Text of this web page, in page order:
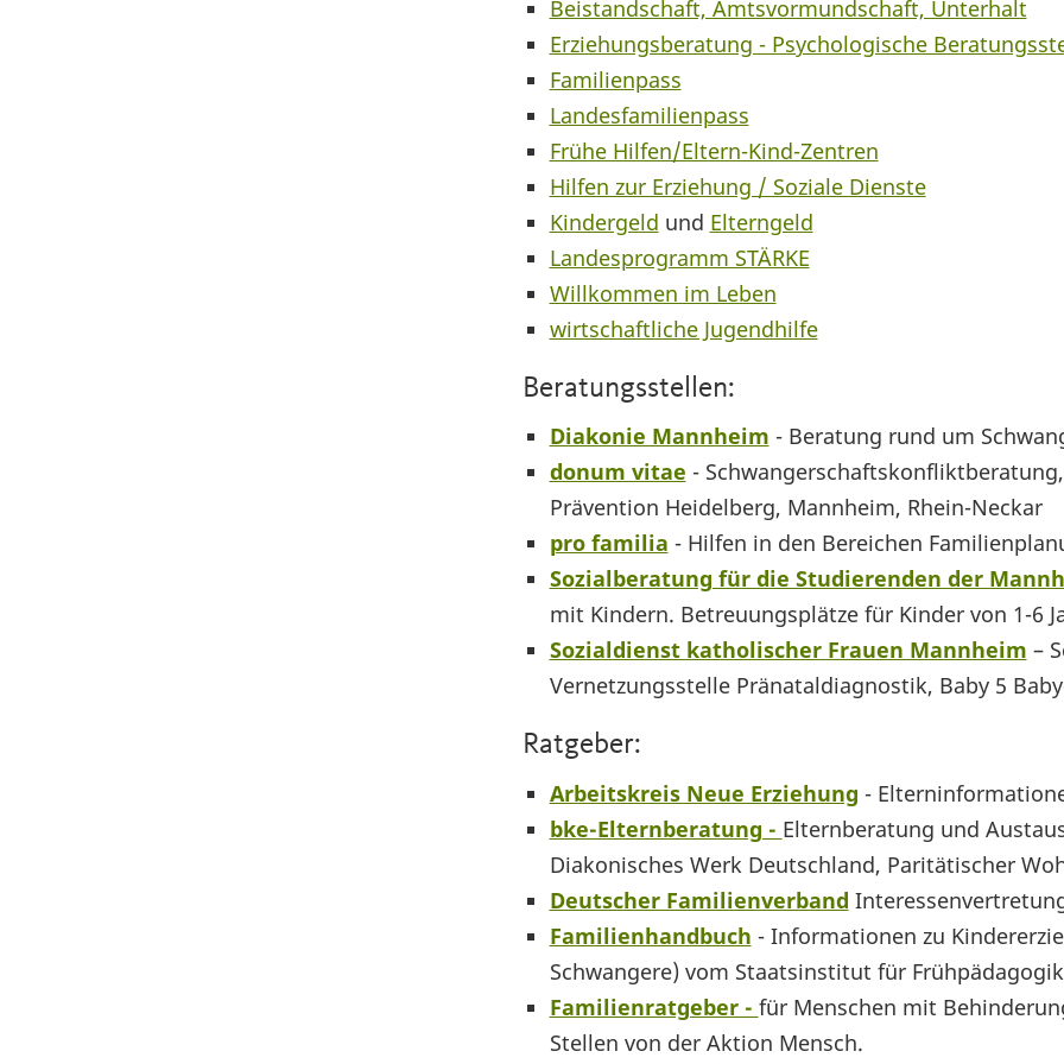
Beistandschaft, Amtsvormundschaft, Unterhalt
Erziehungsberatung - Psychologische
Familienpass
Landesfamilienpass
Frühe Hilfen/Eltern-Kind-Zentren
Hilfen zur Erziehung / Soziale Dienste
Kindergeld und Elterngeld
Landesprogramm STÄRKE
Willkommen im Leben
wirtschaftliche Jugendhilfe
Beratungsstellen:
Diakonie Mannheim - Beratung rund um
donum vitae -
Prävention Heidelberg, Mannheim, Rhein-Neckar
pro familia - Hilfen in den Bereichen
Sozialberatung für die Studierenden der
mit Kindern. Betreuungsplätze für Kinder von 1-6
Sozialdienst katholischer Frauen Mannheim –
Vernetzungsstelle Pränataldiagnostik, Baby 5
Ratgeber:
Arbeitskreis Neue Erziehung -
bke-Elternberatung - Elternberatung und
Diakonisches Werk Deutschland, Paritätischer
Deutscher Familienverband
Familienhandbuch - Informationen zu
Schwangere) vom Staatsinstitut für Frühpädagogik
Familienratgeber - für Menschen mit
Stellen von der Aktion Mensch.